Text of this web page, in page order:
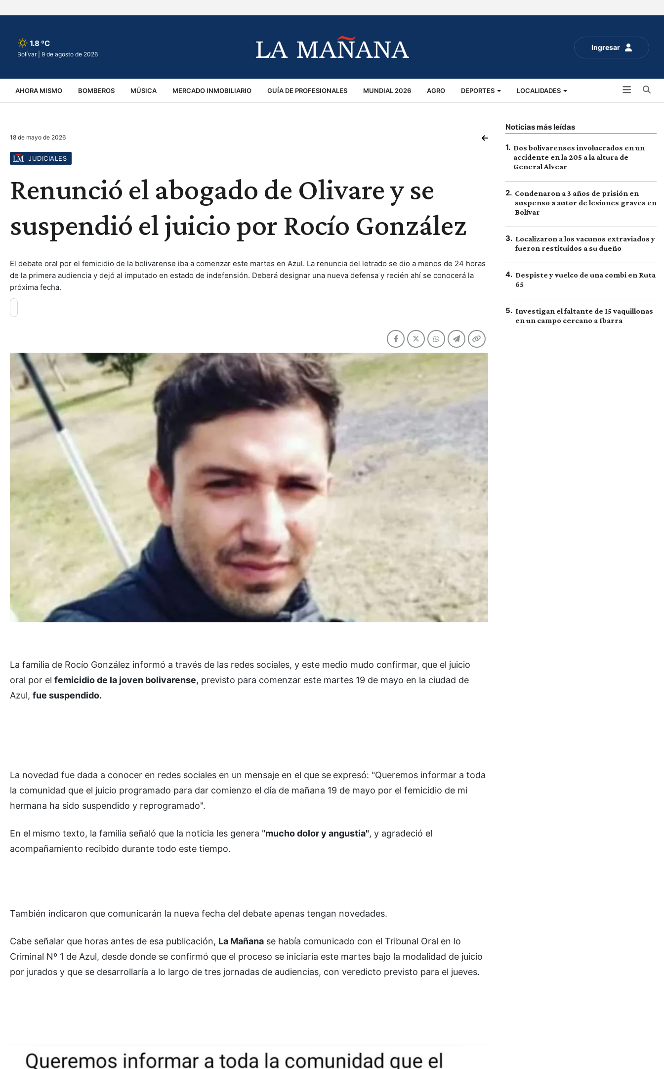
Ingresar
1.8 ºC
Bolívar | 9 de agosto de 2026
AHORA MISMO BOMBEROS MÚSICA MERCADO INMOBILIARIO GUÍA DE PROFESIONALES MUNDIAL 2026 AGRO DEPORTES LOCALIDADES
VIRALES ACCIDENTES
18 de mayo de 2026
JUDICIALES
Renunció el abogado de Olivare y se
suspendió el juicio por Rocío González
El debate oral por el femicidio de la bolivarense iba a comenzar este martes en Azul. La renuncia del letrado se dio a menos de 24 horas
de la primera audiencia y dejó al imputado en estado de indefensión. Deberá designar una nueva defensa y recién ahí se conocerá la
próxima fecha.
La familia de Rocío González informó a través de las redes sociales, y este medio mudo confirmar, que el juicio
oral por el femicidio de la joven bolivarense, previsto para comenzar este martes 19 de mayo en la ciudad de
Azul, fue suspendido.
La novedad fue dada a conocer en redes sociales en un mensaje en el que se expresó: "Queremos informar a toda
la comunidad que el juicio programado para dar comienzo el día de mañana 19 de mayo por el femicidio de mi
hermana ha sido suspendido y reprogramado".
En el mismo texto, la familia señaló que la noticia les genera "mucho dolor y angustia", y agradeció el
acompañamiento recibido durante todo este tiempo.
También indicaron que comunicarán la nueva fecha del debate apenas tengan novedades.
Cabe señalar que horas antes de esa publicación, La Mañana se había comunicado con el Tribunal Oral en lo
Criminal Nº 1 de Azul, desde donde se confirmó que el proceso se iniciaría este martes bajo la modalidad de juicio
por jurados y que se desarrollaría a lo largo de tres jornadas de audiencias, con veredicto previsto para el jueves.
Noticias más leídas
1. Dos bolivarenses involucrados en un
accidente en la 205 a la altura de
General Alvear
2. Condenaron a 3 años de prisión en
suspenso a autor de lesiones graves en
Bolívar
3. Localizaron a los vacunos extraviados y
fueron restituidos a su dueño
4. Despiste y vuelco de una combi en Ruta
65
5. Investigan el faltante de 15 vaquillonas
en un campo cercano a Ibarra